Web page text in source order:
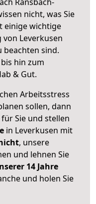
nicht, was Sie
einige wichtige
Leverkusen
beachten sind.
hin zum
& Gut.
Arbeitsstress
sollen, dann
Sie und stellen
in Leverkusen mit
, unsere
und lehnen Sie
14 Jahre
und holen Sie